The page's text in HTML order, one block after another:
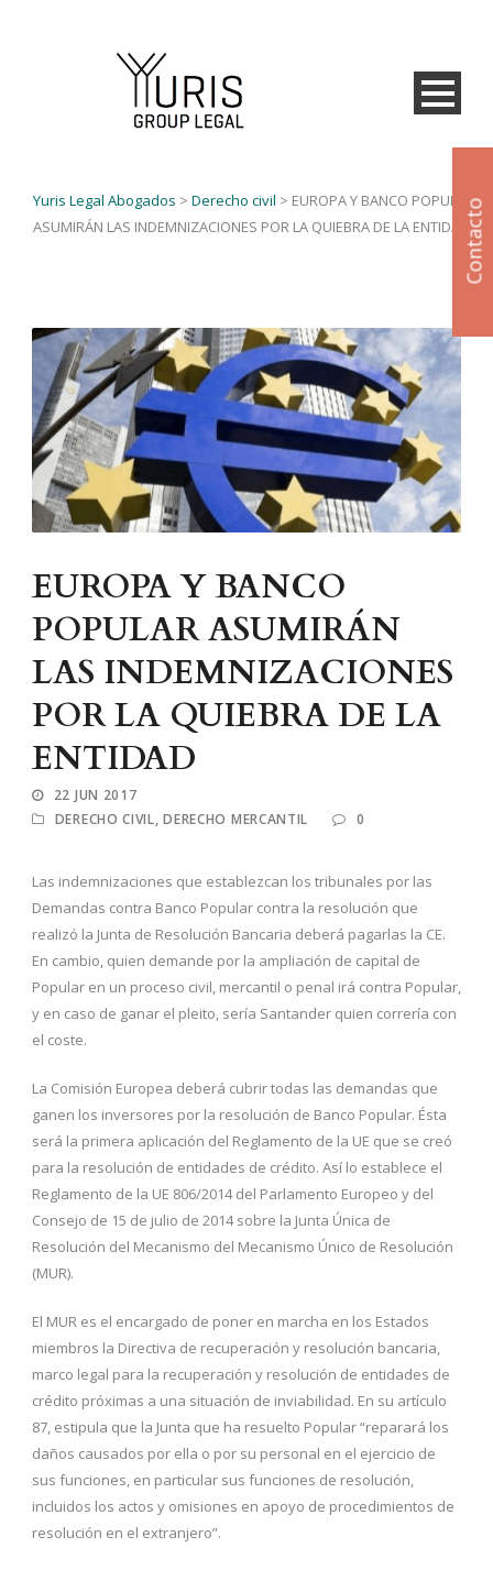
Yuris Legal Abogados > Derecho civil > EUROPA Y BANCO POPULAR
ASUMIRÁN LAS INDEMNIZACIONES POR LA QUIEBRA DE LA ENTIDAD
EUROPA Y BANCO
POPULAR ASUMIRÁN
LAS INDEMNIZACIONES
POR LA QUIEBRA DE LA
ENTIDAD
22 JUN 2017
DERECHO CIVIL, DERECHO MERCANTIL 0
Las indemnizaciones que establezcan los tribunales por las
Demandas contra Banco Popular contra la resolución que
realizó la Junta de Resolución Bancaria deberá pagarlas la CE.
En cambio, quien demande por la ampliación de capital de
Popular en un proceso civil, mercantil o penal irá contra Popular,
y en caso de ganar el pleito, sería Santander quien correría con
el coste.
La Comisión Europea deberá cubrir todas las demandas que
ganen los inversores por la resolución de Banco Popular. Ésta
será la primera aplicación del Reglamento de la UE que se creó
para la resolución de entidades de crédito. Así lo establece el
Reglamento de la UE 806/2014 del Parlamento Europeo y del
Consejo de 15 de julio de 2014 sobre la Junta Única de
Resolución del Mecanismo del Mecanismo Único de Resolución
(MUR).
El MUR es el encargado de poner en marcha en los Estados
miembros la Directiva de recuperación y resolución bancaria,
marco legal para la recuperación y resolución de entidades de
crédito próximas a una situación de inviabilidad. En su artículo
87, estipula que la Junta que ha resuelto Popular “reparará los
daños causados por ella o por su personal en el ejercicio de
sus funciones, en particular sus funciones de resolución,
incluidos los actos y omisiones en apoyo de procedimientos de
resolución en el extranjero”.
Contacto